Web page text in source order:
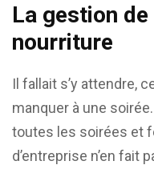
La gestion
nourriture
Il fallait s’y attendre,
manquer à une
toutes les soirées et
d’entreprise n’en fait